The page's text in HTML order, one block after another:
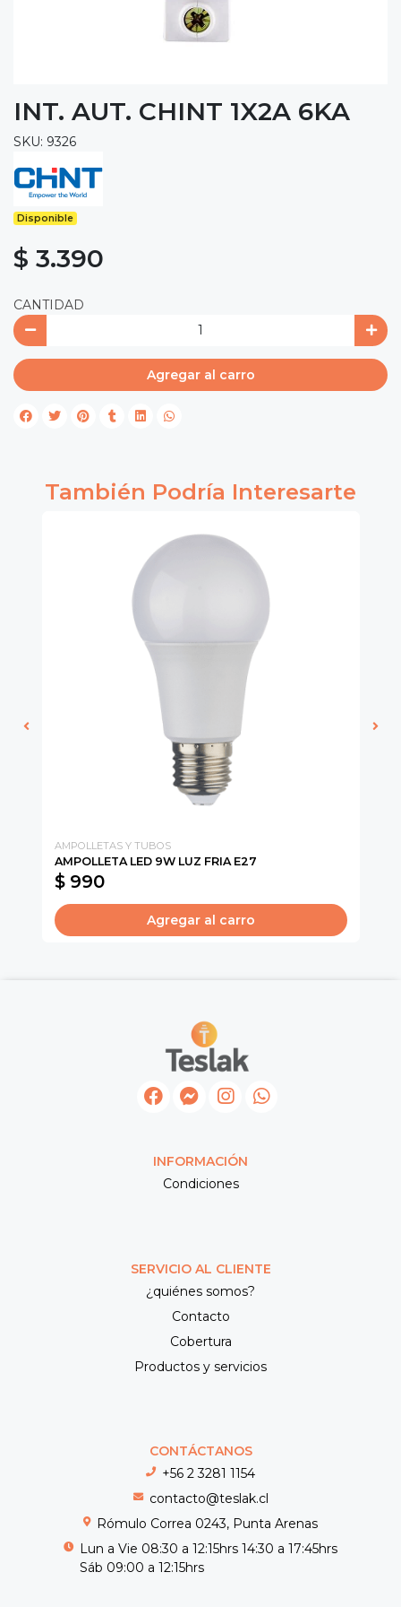
INT. AUT. CHINT 1X2A 6KA
SKU: 9326
Disponible
$ 3.390
CANTIDAD
Agregar al carro
También Podría Interesarte
AMPOLLETAS Y TUBOS
AMPOLLETA LED 9W LUZ FRIA E27
$ 990
Agregar al carro
INFORMACIÓN
Condiciones
SERVICIO AL CLIENTE
¿quiénes somos?
Contacto
Cobertura
Productos y servicios
CONTÁCTANOS
+56 2 3281 1154
contacto@teslak.cl
Rómulo Correa 0243, Punta Arenas
Lun a Vie 08:30 a 12:15hrs 14:30 a 17:45hrs
Sáb 09:00 a 12:15hrs